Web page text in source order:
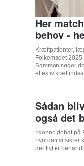
Her
behov -
Kræftpatienter,
Folkemødet
Sammen søger
effektiv
Sådan
også det
I denne debat
hvordan vi sikrer
der flytter